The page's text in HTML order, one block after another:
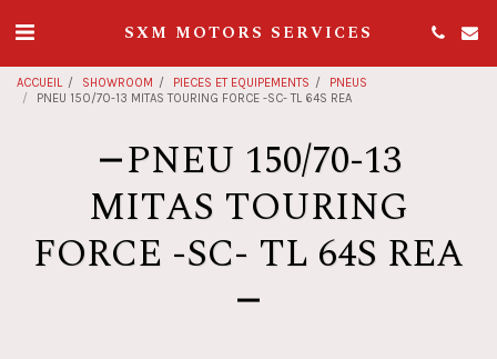
SXM MOTORS SERVICES
ACCUEIL SHOWROOM PIECES ET EQUIPEMENTS
PNEUS
PNEU 150/70-13 MITAS TOURING FORCE -SC- TL 64S REA
PNEU 150/70-13
MITAS TOURING
FORCE -SC- TL 64S REA